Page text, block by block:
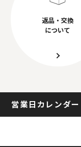
返品・交換
について
営業日カレンダー